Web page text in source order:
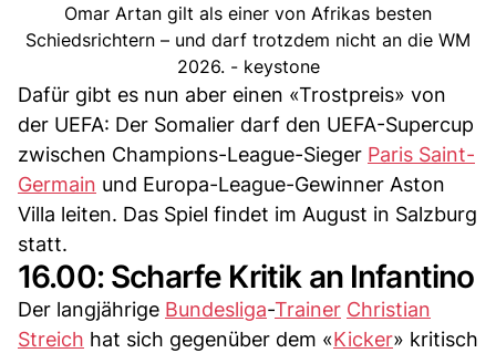
Omar Artan gilt als einer von Afrikas besten
Schiedsrichtern – und darf trotzdem nicht an die WM
2026. - keystone
Dafür gibt es nun aber einen «Trostpreis» von
der UEFA: Der Somalier darf den UEFA-Supercup
zwischen Champions-League-Sieger Paris Saint-
Germain und Europa-League-Gewinner Aston
Villa leiten. Das Spiel findet im August in Salzburg
statt.
16.00: Scharfe Kritik an Infantino
Der langjährige Bundesliga-Trainer Christian
Streich hat sich gegenüber dem «Kicker» kritisch